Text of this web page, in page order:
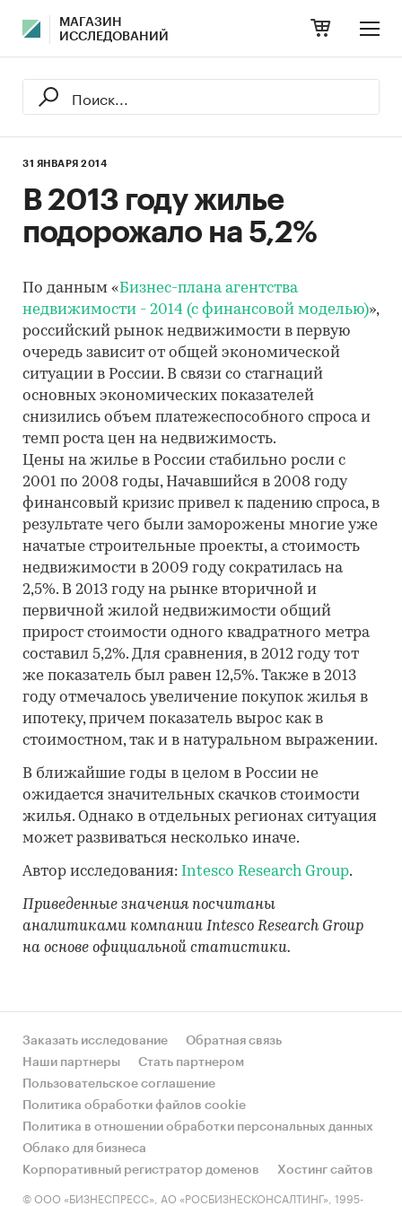
МАГАЗИН
ИССЛЕДОВАНИЙ
31 ЯНВАРЯ 2014
В 2013 году жилье
подорожало на 5,2%
По данным «Бизнес-плана агентства
недвижимости - 2014 (с финансовой моделью)»,
российский рынок недвижимости в первую
очередь зависит от общей экономической
ситуации в России. В связи со стагнаций
основных экономических показателей
снизились объем платежеспособного спроса и
темп роста цен на недвижимость.
Цены на жилье в России стабильно росли с
2001 по 2008 годы, Начавшийся в 2008 году
финансовый кризис привел к падению спроса, в
результате чего были заморожены многие уже
начатые строительные проекты, а стоимость
недвижимости в 2009 году сократилась на
2,5%. В 2013 году на рынке вторичной и
первичной жилой недвижимости общий
прирост стоимости одного квадратного метра
составил 5,2%. Для сравнения, в 2012 году тот
же показатель был равен 12,5%. Также в 2013
году отмечалось увеличение покупок жилья в
ипотеку, причем показатель вырос как в
стоимостном, так и в натуральном выражении.
В ближайшие годы в целом в России не
ожидается значительных скачков стоимости
жилья. Однако в отдельных регионах ситуация
может развиваться несколько иначе.
Автор исследования: Intesco Research Group.
Приведенные значения посчитаны
аналитиками компании Intesco Research Group
на основе официальной статистики.
Заказать исследование
Обратная связь
Наши партнеры
Стать партнером
Пользовательское соглашение
Политика обработки файлов cookie
Политика в отношении обработки персональных данных
Облако для бизнеса
Корпоративный регистратор доменов
Хостинг сайтов
© ООО «БИЗНЕСПРЕСС», АО «РОСБИЗНЕСКОНСАЛТИНГ», 1995-